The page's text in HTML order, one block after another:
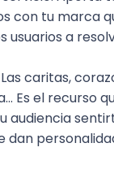
con tu marca
usuarios a
caritas,
Es el recurso
audiencia
dan